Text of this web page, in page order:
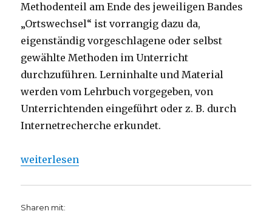
Methodenteil am Ende des jeweiligen Bandes
„Ortswechsel“ ist vorrangig dazu da,
eigenständig vorgeschlagene oder selbst
gewählte Methoden im Unterricht
durchzuführen. Lerninhalte und Material
werden vom Lehrbuch vorgegeben, von
Unterrichtenden eingeführt oder z. B. durch
Internetrecherche erkundet.
„Religion im Wechsel der Zeit, Rezension von
weiterlesen
Sharen mit: